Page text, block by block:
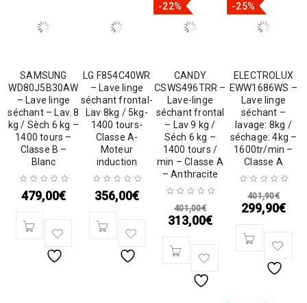
SAMSUNG
WD80J5B30AW
– Lave linge
séchant – Lav. 8
kg / Sèch 6 kg –
1400 tours –
Classe B –
Blanc
479,00€
LG F854C40WR
– Lave linge
séchant frontal-
Lav 8kg / 5kg-
1400 tours-
Classe A-
Moteur
induction
356,00€
-22%
CANDY
CSWS496TRR –
Lave-linge
séchant frontal
– Lav 9 kg /
Séch 6 kg –
1400 tours /
min – Classe A
– Anthracite
401,00€
313,00€
-25%
ELECTROLUX
EWW1686WS –
Lave linge
séchant –
lavage: 8kg /
séchage: 4kg –
1600tr/min –
Classe A
401,90€
299,90€